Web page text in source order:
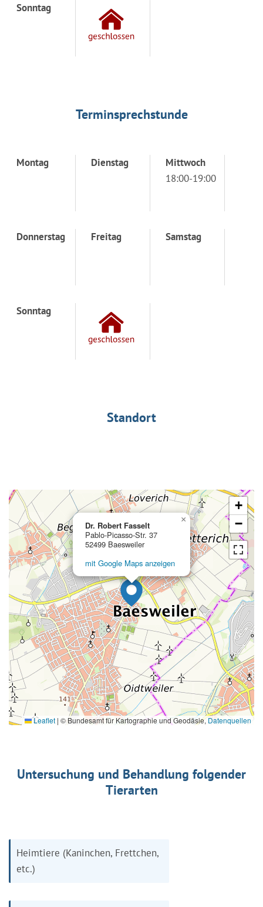
Sonntag
Terminsprechstunde
Montag Dienstag
Mittwoch
18:00-19:00
Donnerstag Freitag Samstag
Sonntag
Standort
Dr. Robert Fasselt
Pablo-Picasso-Str. 37
52499 Baesweiler
mit Google Maps anzeigen
×
+
−
Leaflet | © Bundesamt für Kartographie und Geodäsie,Datenquellen
Untersuchung und Behandlung folgender
Tierarten
Heimtiere (Kaninchen, Frettchen,
etc.)